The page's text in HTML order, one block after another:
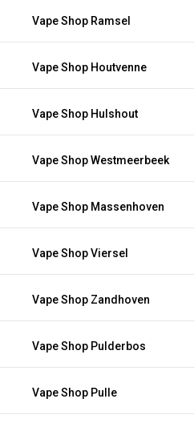
Vape Shop Ramsel
Vape Shop Houtvenne
Vape Shop Hulshout
Vape Shop Westmeerbeek
Vape Shop Massenhoven
Vape Shop Viersel
Vape Shop Zandhoven
Vape Shop Pulderbos
Vape Shop Pulle